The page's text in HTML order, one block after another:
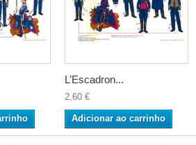
L’Escadron...
2,60 €
Adicionar ao carrinho